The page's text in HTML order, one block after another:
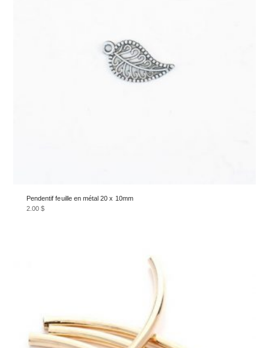
Pendentif feuille en métal 20 x 10mm
2.00$